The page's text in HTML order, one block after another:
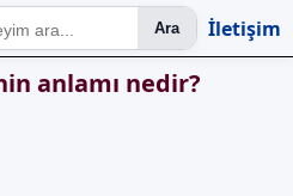
Ara İletişim
anlamı nedir?